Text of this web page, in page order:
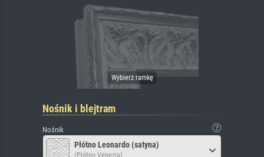
Nośnik i blejtram
Nośnik
Płótno Leonardo (satyna)
(Płótno Venezia)